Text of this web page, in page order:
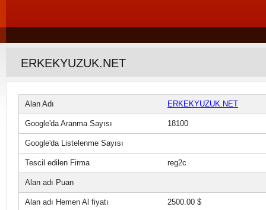
ERKEKYUZUK.NET
Alan Adı ERKEKYUZUK.NET
Google'da Aranma Sayısı 18100
Google'da Listelenme Sayısı
Tescil edilen Firma reg2c
Alan adı Puan
Alan adı Hemen Al fiyatı 2500.00 $